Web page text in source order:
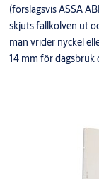
(förslagsvis ASSA
skjuts fallkolven ut
man vrider nyckel
14 mm för dagsbruk